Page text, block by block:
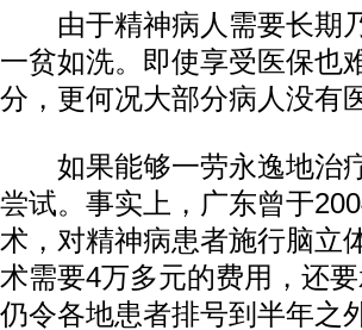
由于精神病人需要长期乃
一贫如洗。即使享受医保也
分，更何况大部分病人没有
如果能够一劳永逸地治疗
尝试。事实上，广东曾于
术，对精神病患者施行脑立
术需要4万多元的费用，还
仍令各地患者排号到半年之